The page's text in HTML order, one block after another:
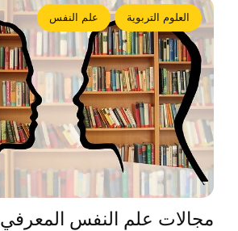
العلوم التربوية علم النفس
مجالات علم النفس المعرفي